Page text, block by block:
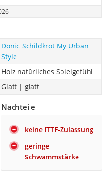
Donic-Schildkröt My Urban
Style
Holz natürliches Spielgefühl
Glatt | glatt
Nachteile
keine ITTF-Zulassung
geringe
Schwammstärke